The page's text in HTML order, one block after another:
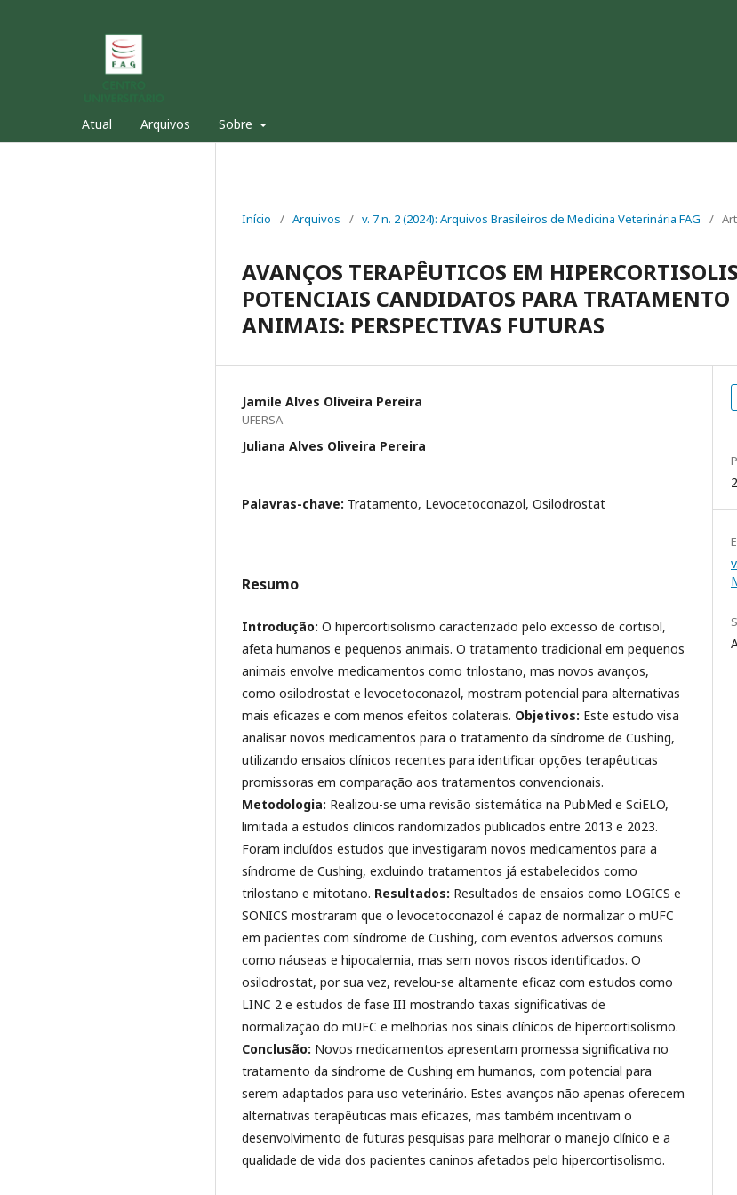
Atual Arquivos Sobre
Início / Arquivos / v. 7 n. 2 (2024): Arquivos Brasileiros de Medicina Veterinária FAG /
AVANÇOS TERAPÊUTICOS EM
POTENCIAIS CANDIDATOS PARA TRATAMENTO
ANIMAIS: PERSPECTIVAS FUTURAS
Jamile Alves Oliveira Pereira
UFERSA
Juliana Alves Oliveira Pereira
Palavras-chave: Tratamento, Levocetoconazol, Osilodrostat
Resumo
Introdução: O hipercortisolismo caracterizado pelo excesso de cortisol,
afeta humanos e pequenos animais. O tratamento tradicional em pequenos
animais envolve medicamentos como trilostano, mas novos avanços,
como osilodrostat e levocetoconazol, mostram potencial para alternativas
mais eficazes e com menos efeitos colaterais. Objetivos: Este estudo visa
analisar novos medicamentos para o tratamento da síndrome de Cushing,
utilizando ensaios clínicos recentes para identificar opções terapêuticas
promissoras em comparação aos tratamentos convencionais.
Metodologia: Realizou-se uma revisão sistemática na PubMed e SciELO,
limitada a estudos clínicos randomizados publicados entre 2013 e 2023.
Foram incluídos estudos que investigaram novos medicamentos para a
síndrome de Cushing, excluindo tratamentos já estabelecidos como
trilostano e mitotano. Resultados: Resultados de ensaios como LOGICS e
SONICS mostraram que o levocetoconazol é capaz de normalizar o mUFC
em pacientes com síndrome de Cushing, com eventos adversos comuns
como náuseas e hipocalemia, mas sem novos riscos identificados. O
osilodrostat, por sua vez, revelou-se altamente eficaz com estudos como
LINC 2 e estudos de fase III mostrando taxas significativas de
normalização do mUFC e melhorias nos sinais clínicos de hipercortisolismo.
Conclusão: Novos medicamentos apresentam promessa significativa no
tratamento da síndrome de Cushing em humanos, com potencial para
serem adaptados para uso veterinário. Estes avanços não apenas oferecem
alternativas terapêuticas mais eficazes, mas também incentivam o
desenvolvimento de futuras pesquisas para melhorar o manejo clínico e a
qualidade de vida dos pacientes caninos afetados pelo hipercortisolismo.